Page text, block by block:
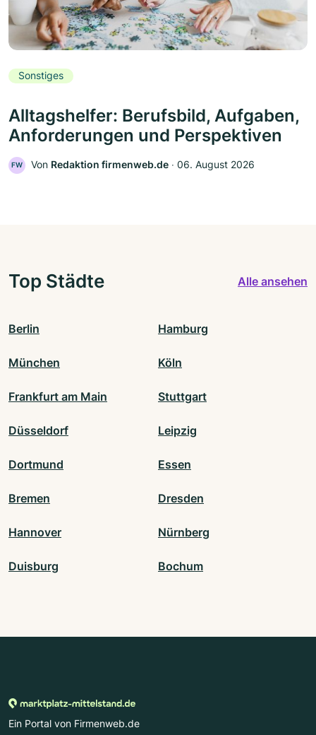
Sonstiges
Alltagshelfer: Berufsbild, Aufgaben,
Anforderungen und Perspektiven
FW Von Redaktion firmenweb.de ‧ 06. August 2026
Top Städte Alle ansehen
Berlin Hamburg
München Köln
Frankfurt am Main Stuttgart
Düsseldorf Leipzig
Dortmund Essen
Bremen Dresden
Hannover Nürnberg
Duisburg Bochum
Ein Portal von Firmenweb.de